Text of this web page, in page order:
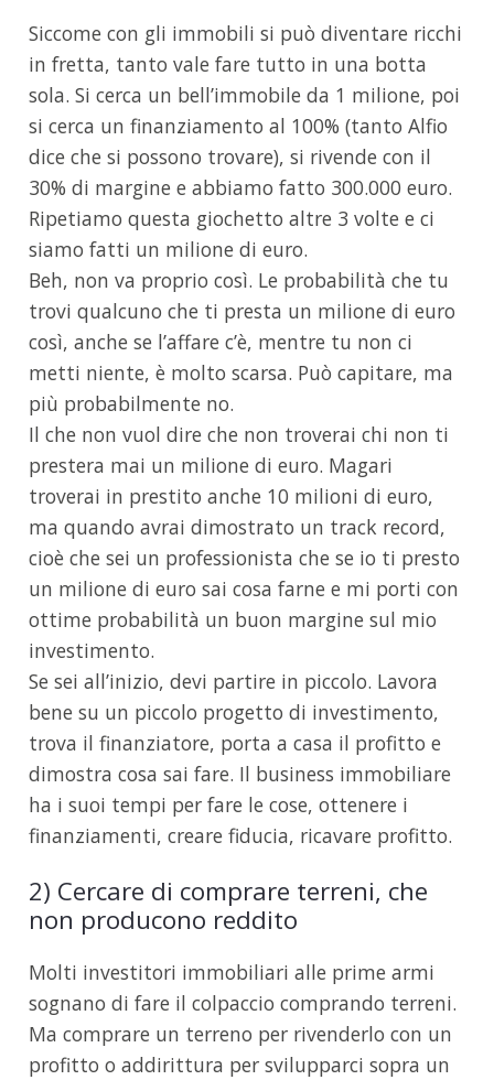
Siccome con gli immobili si può diventare ricchi
in fretta, tanto vale fare tutto in una botta
sola. Si cerca un bell’immobile da 1 milione, poi
si cerca un finanziamento al 100% (tanto Alfio
dice che si possono trovare), si rivende con il
30% di margine e abbiamo fatto 300.000 euro.
Ripetiamo questa giochetto altre 3 volte e ci
siamo fatti un milione di euro.
Beh, non va proprio così. Le probabilità che tu
trovi qualcuno che ti presta un milione di euro
così, anche se l’affare c’è, mentre tu non ci
metti niente, è molto scarsa. Può capitare, ma
più probabilmente no.
Il che non vuol dire che non troverai chi non ti
prestera mai un milione di euro. Magari
troverai in prestito anche 10 milioni di euro,
ma quando avrai dimostrato un track record,
cioè che sei un professionista che se io ti presto
un milione di euro sai cosa farne e mi porti con
ottime probabilità un buon margine sul mio
investimento.
Se sei all’inizio, devi partire in piccolo. Lavora
bene su un piccolo progetto di investimento,
trova il finanziatore, porta a casa il profitto e
dimostra cosa sai fare. Il business immobiliare
ha i suoi tempi per fare le cose, ottenere i
finanziamenti, creare fiducia, ricavare profitto.
2) Cercare di comprare terreni, che
non producono reddito
Molti investitori immobiliari alle prime armi
sognano di fare il colpaccio comprando terreni.
Ma comprare un terreno per rivenderlo con un
profitto o addirittura per svilupparci sopra un